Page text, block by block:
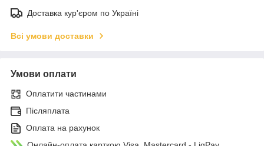
Доставка кур'єром по Україні
Всі умови доставки
Умови оплати
Оплатити частинами
Післяплата
Оплата на рахунок